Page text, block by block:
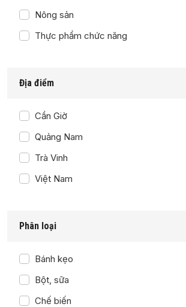
Nông sản
Thực phẩm chức năng
Địa điểm
Cần Giờ
Quảng Nam
Trà Vinh
Việt Nam
Phân loại
Bánh kẹo
Bột, sữa
Chế biến